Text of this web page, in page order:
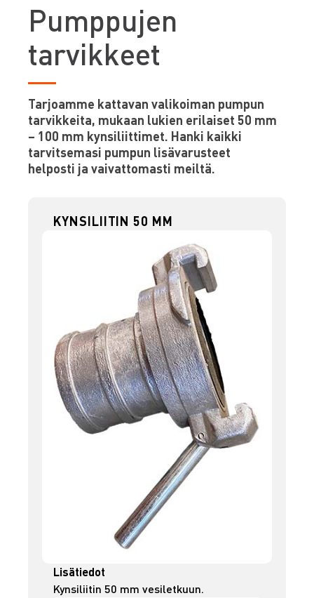
Pumppujen
tarvikkeet
Tarjoamme kattavan valikoiman pumpun
tarvikkeita, mukaan lukien erilaiset 50 mm
– 100 mm kynsiliittimet. Hanki kaikki
tarvitsemasi pumpun lisävarusteet
helposti ja vaivattomasti meiltä.
KYNSILIITIN 50 MM
Lisätiedot
Kynsiliitin 50 mm vesiletkuun.